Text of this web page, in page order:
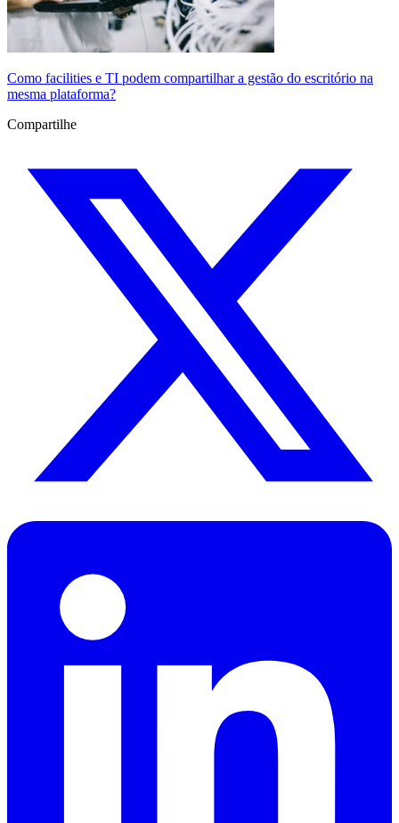
Como facilities e TI podem compartilhar a gestão do escritório na
mesma plataforma?
Compartilhe